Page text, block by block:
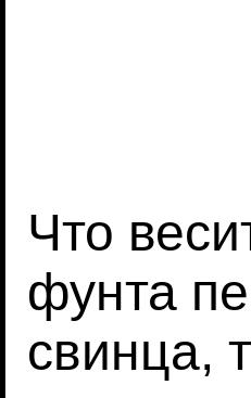
Что
фунта
свинца,